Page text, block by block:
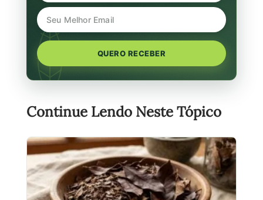
QUERO RECEBER
Continue Lendo Neste Tópico